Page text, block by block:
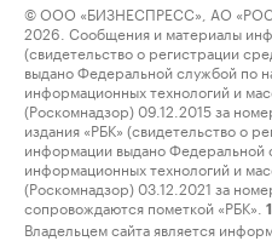
© ООО «БИЗНЕСПРЕСС», АО
2026. Сообщения и материалы
(свидетельство о регистрации
выдано Федеральной службой по
информационных технологий и
(Роскомнадзор) 09.12.2015 за
издания «РБК» (свидетельство о
информации выдано Федеральной
информационных технологий и
(Роскомнадзор) 03.12.2021 за
сопровождаются пометкой «РБК».
Владельцем сайта является